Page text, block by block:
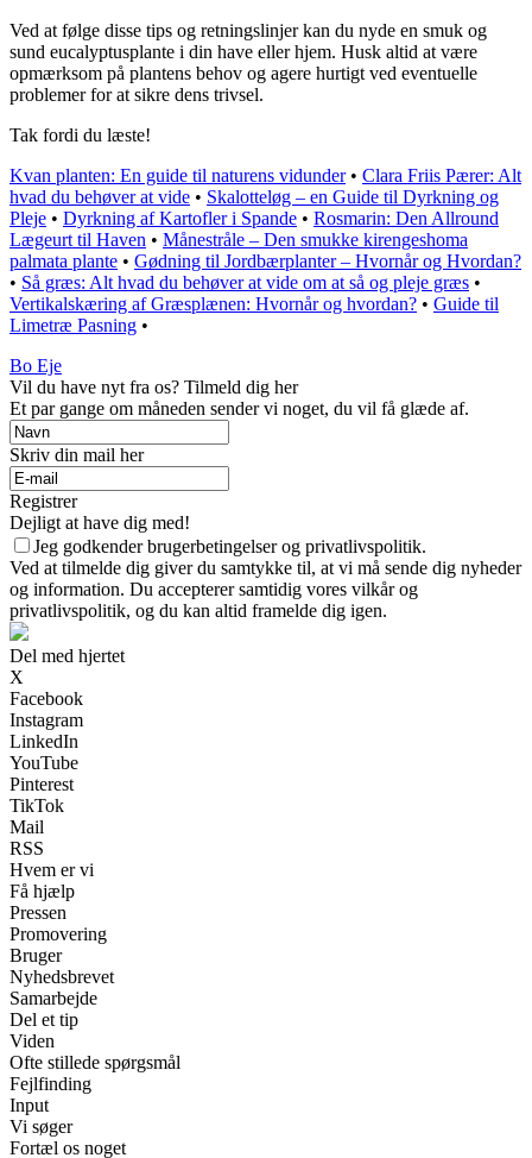
Ved at følge disse tips og retningslinjer kan du nyde en smuk og
sund eucalyptusplante i din have eller hjem. Husk altid at være
opmærksom på plantens behov og agere hurtigt ved eventuelle
problemer for at sikre dens trivsel.
Tak fordi du læste!
Kvan planten: En guide til naturens vidunder• Clara Friis Pærer: Alt
hvad du behøver at vide • Skalotteløg – en Guide til Dyrkning og
Pleje • Dyrkning af Kartofler i Spande • Rosmarin: Den Allround
Lægeurt til Haven • Månestråle – Den smukke kirengeshoma
palmata plante • Gødning til Jordbærplanter – Hvornår og Hvordan?
• Så græs: Alt hvad du behøver at vide om at så og pleje græs •
Vertikalskæring af Græsplænen: Hvornår og hvordan? • Guide til
Limetræ Pasning •
Bo Eje
Vil du have nyt fra os? Tilmeld dig her
Et par gange om måneden sender vi noget, du vil få glæde af.
Skriv din mail her
Registrer
Dejligt at have dig med!
Jeg godkender brugerbetingelser og privatlivspolitik.
Ved at tilmelde dig giver du samtykke til, at vi må sende dig nyheder
og information. Du accepterer samtidig vores vilkår og
privatlivspolitik, og du kan altid framelde dig igen.
Del med hjertet
X
Facebook
Instagram
LinkedIn
YouTube
Pinterest
TikTok
Mail
RSS
Hvem er vi
Få hjælp
Pressen
Promovering
Bruger
Nyhedsbrevet
Samarbejde
Del et tip
Viden
Ofte stillede spørgsmål
Fejlfinding
Input
Vi søger
Fortæl os noget